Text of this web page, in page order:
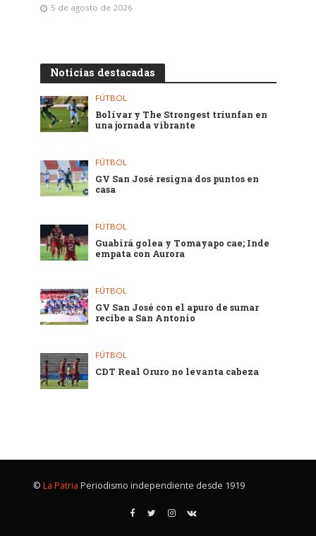
5 de agosto de 2026
Noticias destacadas
FÚTBOL
Bolívar y The Strongest triunfan en
una jornada vibrante
FÚTBOL
GV San José resigna dos puntos en
casa
FÚTBOL
Guabirá golea y Tomayapo cae; Inde
empata con Aurora
FÚTBOL
GV San José con el apuro de sumar
recibe a San Antonio
FÚTBOL
CDT Real Oruro no levanta cabeza
© La Patria Periodismo independiente desde 1919